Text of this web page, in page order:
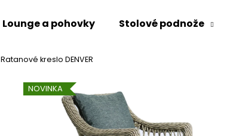
Lounge a pohovky Stolové podnože
Ratanové kreslo DENVER
NOVINKA
Čo potrebujete nájsť?